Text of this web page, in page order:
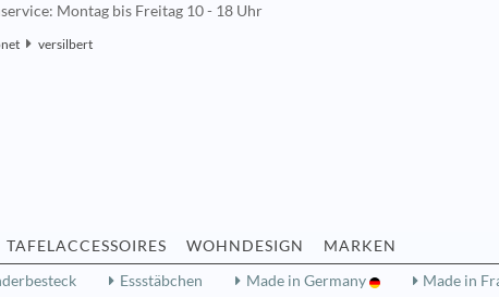
Montag bis Freitag 10 - 18 Uhr
versilbert
TAFELACCESSOIRES WOHNDESIGN
MARKEN
Essstäbchen Made in Germany Made in